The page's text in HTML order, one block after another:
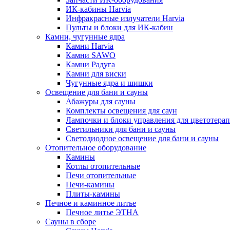
ИК-кабины Harvia
Инфракрасные излучатели Harvia
Пульты и блоки для ИК-кабин
Камни, чугунные ядра
Камни Harvia
Камни SAWO
Камни Радуга
Камни для виски
Чугунные ядра и шишки
Освещение для бани и сауны
Абажуры для сауны
Комплекты освещения для саун
Лампочки и блоки управления для
Светильники для бани и сауны
Светодиодное освещение для бани и сауны
Отопительное оборудование
Камины
Котлы отопительные
Печи отопительные
Печи-камины
Плиты-камины
Печное и каминное литье
Печное литье ЭТНА
Сауны в сборе